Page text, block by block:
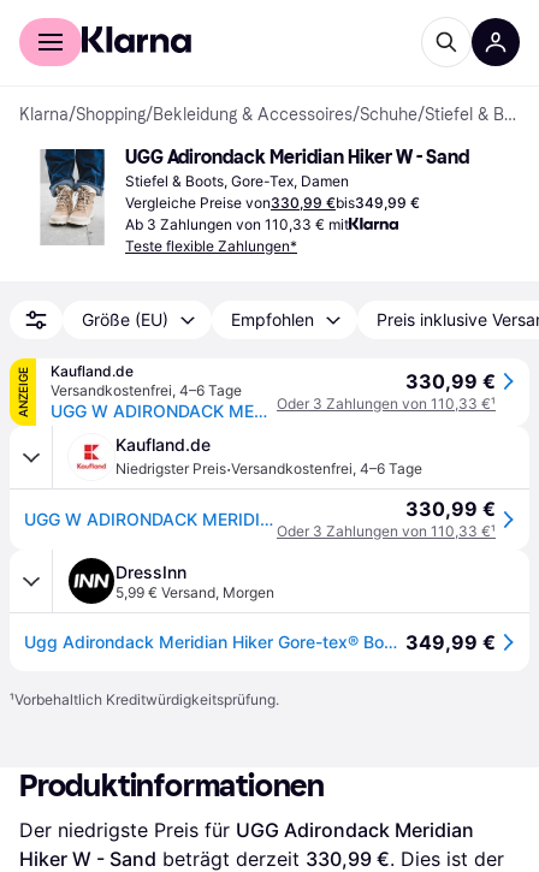
Für Shopper
Klarna/Shopping/Bekleidung & Accessoires/Schuhe/ Stiefel & Boots
UGG Adirondack Meridian Hiker W - Sand
Stiefel & Boots, Gore-Tex, Damen
Vergleiche Preise von330,99 €bis349,99 €
Ab 3 Zahlungen von 110,33 € mit
Teste flexible Zahlungen*
Größe (EU) Empfohlen Preis inklusive
ANZEIGE
Kaufland.de
Versandkostenfrei, 4–6 Tage
UGG W ADIRONDACK MERIDIAN HIKE Brown
330,99 €
Oder 3 Zahlungen von 110,33 €¹
Kaufland.de
Niedrigster Preis·Versandkostenfrei, 4–6 Tage
UGG W ADIRONDACK MERIDIAN HIKE Brown 330,99 €
Oder 3 Zahlungen von 110,33 €¹
DressInn
5,99 € Versand, Morgen
Ugg Adirondack Meridian Hiker Gore-tex® Boots Braun EU 36 Frau 349,99 €
¹Vorbehaltlich Kreditwürdigkeitsprüfung.
Produktinformationen
Der niedrigste Preis für UGG Adirondack Meridian
Hiker W - Sand beträgt derzeit 330,99 €. Dies ist der